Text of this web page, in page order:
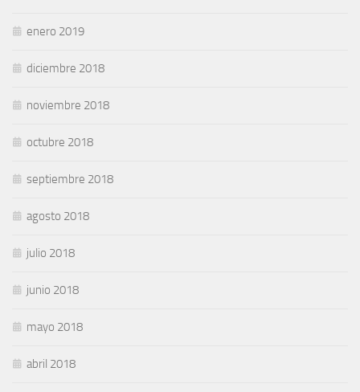
enero 2019
diciembre 2018
noviembre 2018
octubre 2018
septiembre 2018
agosto 2018
julio 2018
junio 2018
mayo 2018
abril 2018